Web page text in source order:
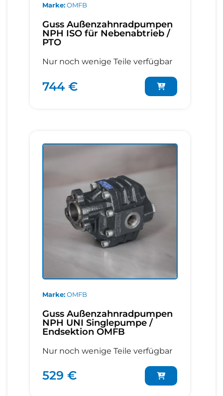
Marke OMFB
Guss Außenzahnradpumpen
NPH ISO für Nebenabtrieb /
PTO
Nur noch wenige Teile verfügbar
744 €
Marke OMFB
Guss Außenzahnradpumpen
NPH UNI Singlepumpe /
Endsektion OMFB
Nur noch wenige Teile verfügbar
529 €